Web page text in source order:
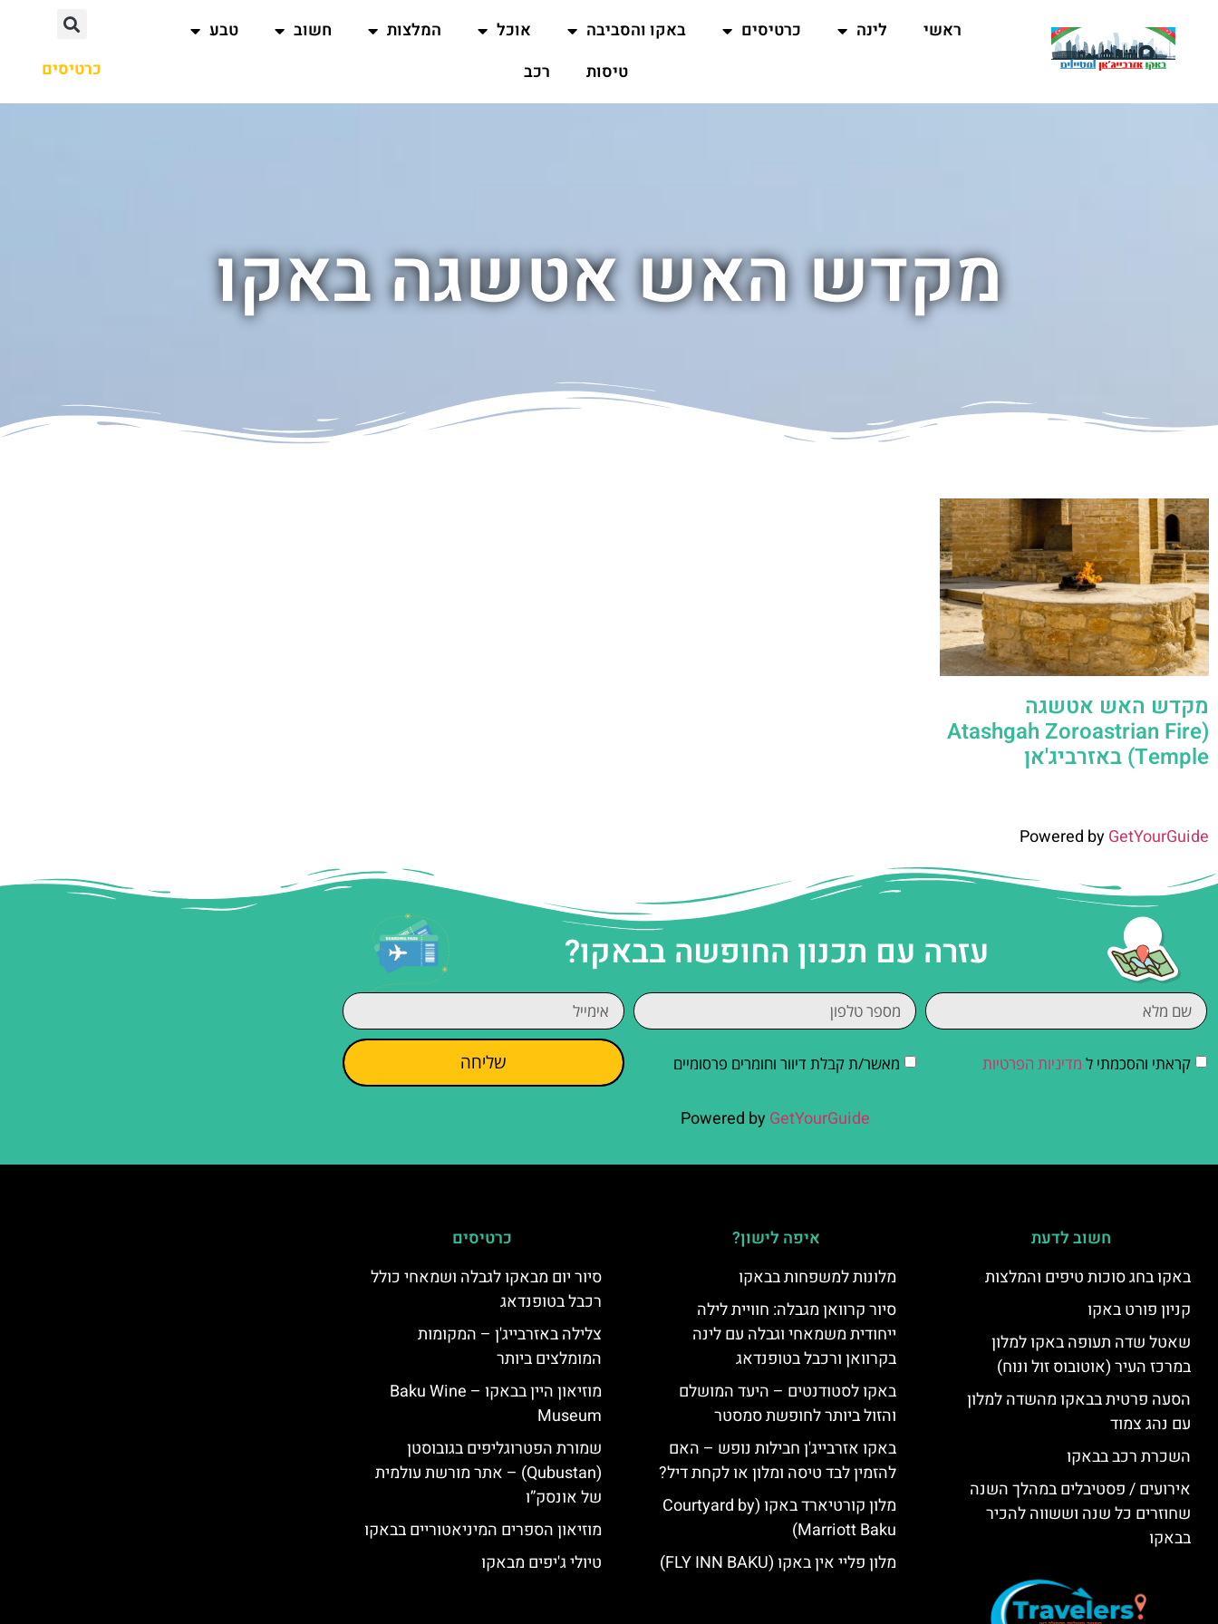
ראשי לינה כרטיסים באקו והסביבה אוכל המלצות חשוב
טבע
טיסות
רכב כרטיסים
מקדש האש אטשגה באקו
מקדש האש אטשגה
(Atashgah Zoroastrian Fire
Temple) באזרביג'אן
Powered byGetYourGuide
עזרה עם תכנון החופשה בבאקו?
קראתי והסכמתי ל מדיניות הפרטיות מאשר/ת קבלת דיוור וחומרים פרסומיים שליחה
Powered by GetYourGuide
חשוב לדעת
באקו בחג סוכות טיפים והמלצות
קניון פורט באקו
שאטל שדה תעופה באקו למלון
במרכז העיר (אוטובוס זול ונוח)
הסעה פרטית בבאקו מהשדה למלון
עם נהג צמוד
השכרת רכב בבאקו
אירועים / פסטיבלים במהלך השנה
שחוזרים כל שנה וששווה להכיר
בבאקו
איפה לישון?
מלונות למשפחות בבאקו
סיור קרוואן מגבלה: חוויית לילה
ייחודית משמאחי וגבלה עם לינה
בקרוואן ורכבל בטופנדאג
באקו לסטודנטים – היעד המושלם
והזול ביותר לחופשת סמסטר
באקו אזרבייג'ן חבילות נופש – האם
להזמין לבד טיסה ומלון או לקחת דיל?
מלון קורטיארד באקו (Courtyard by
Marriott Baku)
מלון פליי אין באקו (FLY INN BAKU)
כרטיסים
סיור יום מבאקו לגבלה ושמאחי כולל
רכבל בטופנדאג
צלילה באזרבייג'ן – המקומות
המומלצים ביותר
מוזיאון היין בבאקו – Baku Wine
Museum
שמורת הפטרוגליפים בגובוסטן
(Qubustan) – אתר מורשת עולמית
של אונסק”ו
מוזיאון הספרים המיניאטוריים בבאקו
טיולי ג'יפים מבאקו